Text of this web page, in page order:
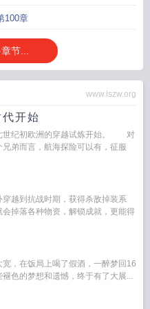
100章
节...
www.lszw.org
开始
世纪初欧洲的穿越试炼开始。 对
弟而言，航海探险可以有，征服
越到抗战时期，获得杀敌掉装系
掉落各种物资，解锁成就，更能得
，在饭局上喝了假酒，一醉梦回16
色的梦想和遗憾，终于有了大展...